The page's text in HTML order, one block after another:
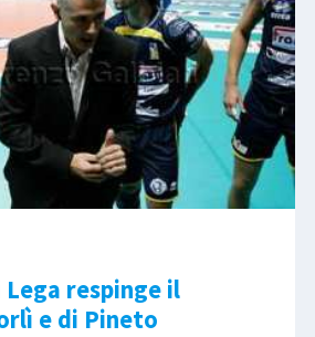
Lega respinge il
e di Pineto